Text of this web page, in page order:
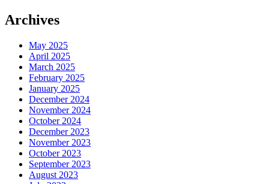
Archives
May 2025
April 2025
March 2025
February 2025
January 2025
December 2024
November 2024
October 2024
December 2023
November 2023
October 2023
September 2023
August 2023